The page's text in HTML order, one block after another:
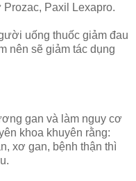
Paxil Lexapro.
uống thuốc giảm đau
nên sẽ giảm tác dụng
gan và làm nguy cơ
khoa khuyên rằng:
xơ gan, bệnh thận thì